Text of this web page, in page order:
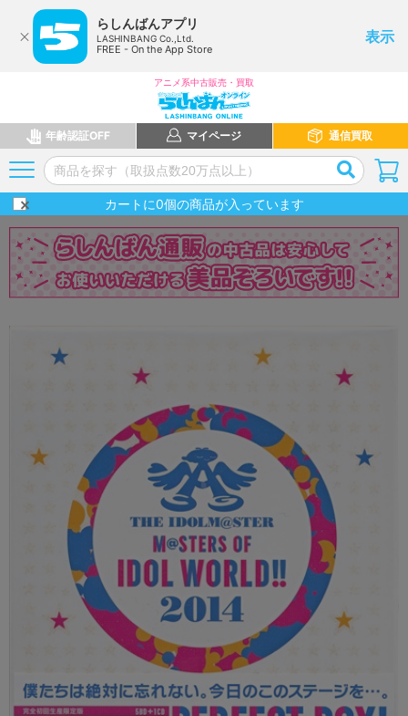
らしんばんアプリ
LASHINBANG Co.,Ltd.
FREE - On the App Store
表示
アニメ系中古販売・買取
年齢認証OFF マイページ 通信買取
カートに0個の商品が入っています